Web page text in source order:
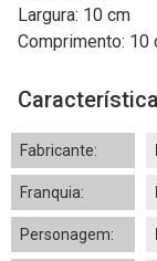
Largura: 10 cm
Comprimento: 10
Fabricante:
Franquia:
Personagem: